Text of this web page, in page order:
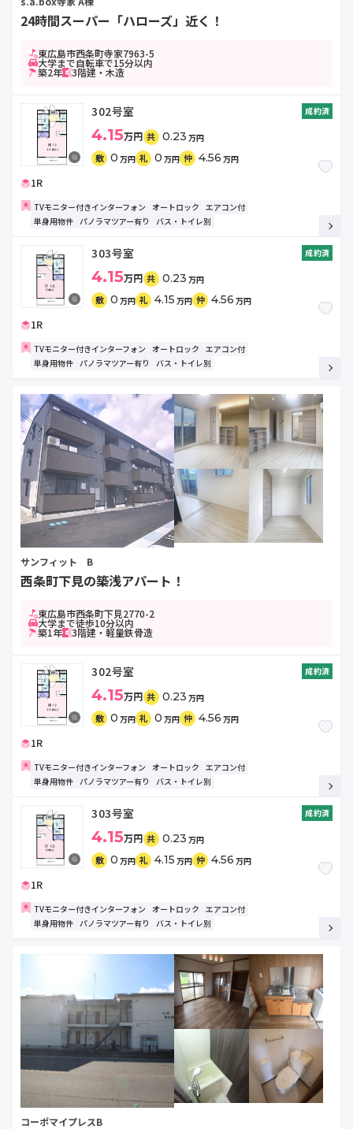
24時間スーパー「ハローズ」近く！
東広島市西条町寺家7963-5
大学まで自転車で15分以内
築2年 3階建・木造
302号室 成約済
4.15万円 共 0.23 万円
敷 0 万円 礼 0 万円 仲 4.56 万円
1R
TVモニター付きインターフォン オートロック エアコン付
単身用物件 パノラマツアー有り バス・トイレ別
303号室 成約済
4.15万円 共 0.23 万円
敷 0 万円 礼 4.15 万円 仲 4.56 万円
1R
TVモニター付きインターフォン オートロック エアコン付
単身用物件 パノラマツアー有り バス・トイレ別
サンフィット B
西条町下見の築浅アパート！
東広島市西条町下見2770-2
大学まで徒歩10分以内
築1年 3階建・軽量鉄骨造
302号室 成約済
4.15万円 共 0.23 万円
敷 0 万円 礼 0 万円 仲 4.56 万円
1R
TVモニター付きインターフォン オートロック エアコン付
単身用物件 パノラマツアー有り バス・トイレ別
303号室 成約済
4.15万円 共 0.23 万円
敷 0 万円 礼 4.15 万円 仲 4.56 万円
1R
TVモニター付きインターフォン オートロック エアコン付
単身用物件 パノラマツアー有り バス・トイレ別
コーポマイプレスB